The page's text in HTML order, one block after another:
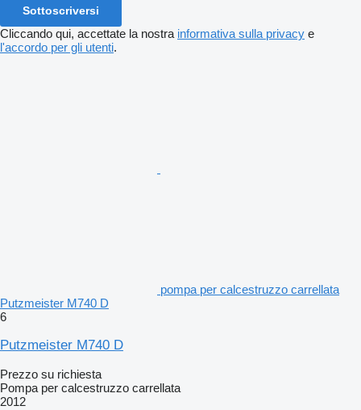
Sottoscriversi
Cliccando qui, accettate la nostra informativa sulla privacy e
l'accordo per gli utenti.
pompa per calcestruzzo carrellata
Putzmeister M740 D
6
Putzmeister M740 D
Prezzo su richiesta
Pompa per calcestruzzo carrellata
2012